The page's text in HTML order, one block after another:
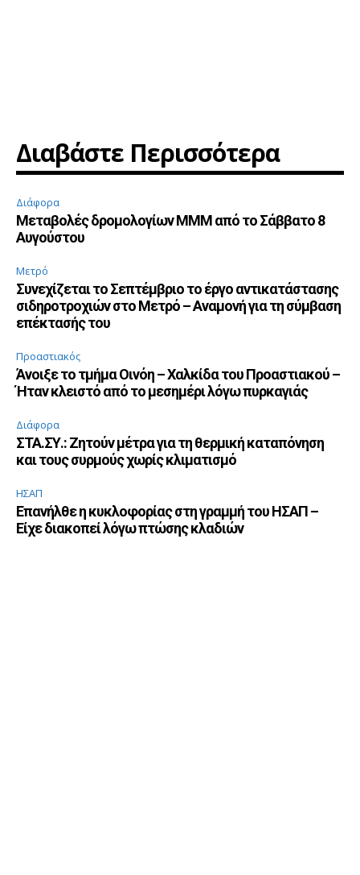
Διαβάστε Περισσότερα
Διάφορα
Μεταβολές δρομολογίων ΜΜΜ από το Σάββατο 8
Αυγούστου
Μετρό
Συνεχίζεται το Σεπτέμβριο το έργο αντικατάστασης
σιδηροτροχιών στο Μετρό – Αναμονή για τη σύμβαση
επέκτασής του
Προαστιακός
Άνοιξε το τμήμα Οινόη – Χαλκίδα του Προαστιακού –
Ήταν κλειστό από το μεσημέρι λόγω πυρκαγιάς
Διάφορα
ΣΤΑ.ΣΥ.: Ζητούν μέτρα για τη θερμική καταπόνηση
και τους συρμούς χωρίς κλιματισμό
ΗΣΑΠ
Επανήλθε η κυκλοφορίας στη γραμμή του ΗΣΑΠ –
Είχε διακοπεί λόγω πτώσης κλαδιών